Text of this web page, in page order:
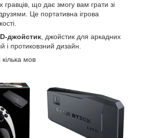
гравців, що дає змогу вам грати зі
Це портативна ігрова
джойстик, джойстик для аркадних
і протиковзний дизайн.
кілька мов